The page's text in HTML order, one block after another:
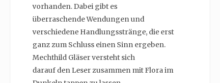
vorhanden. Dabei gibt es
überraschende Wendungen und
verschiedene Handlungsstränge, die erst
ganz zum Schluss einen Sinn ergeben.
Mechthild Gläser versteht sich
darauf den Leser zusammen mit Flora im